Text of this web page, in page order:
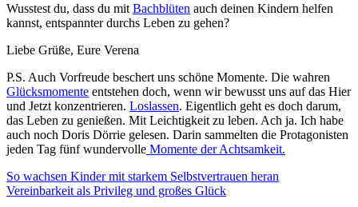
Wusstest du, dass du mit Bachblüten auch deinen Kindern helfen
kannst, entspannter durchs Leben zu gehen?
Liebe Grüße, Eure Verena
P.S. Auch Vorfreude beschert uns schöne Momente. Die wahren
Glücksmomente entstehen doch, wenn wir bewusst uns auf das Hier
und Jetzt konzentrieren. Loslassen. Eigentlich geht es doch darum,
das Leben zu genießen. Mit Leichtigkeit zu leben. Ach ja. Ich habe
auch noch Doris Dörrie gelesen. Darin sammelten die Protagonisten
jeden Tag fünf wundervolle Momente der Achtsamkeit.
Beitragsnavigation
So wachsen Kinder mit starkem Selbstvertrauen heran
Vereinbarkeit als Privileg und großes Glück